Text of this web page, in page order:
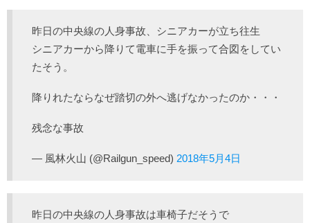
昨日の中央線の人身事故、シニアカーが立ち往生
シニアカーから降りて電車に手を振って合図をしてい
たそう。
降りれたならなぜ踏切の外へ逃げなかったのか・・・
残念な事故
— 風林火山 (@Railgun_speed) 2018年5月4日
昨日の中央線の人身事故は車椅子だそうで